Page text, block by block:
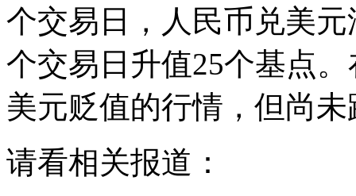
个交易日，人民币兑美
个交易日升值25个基点
美元贬值的行情，但尚
请看相关报道：